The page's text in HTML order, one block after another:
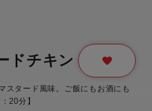
ドチキン
スタード風味。ご飯にもお酒にも
20分】